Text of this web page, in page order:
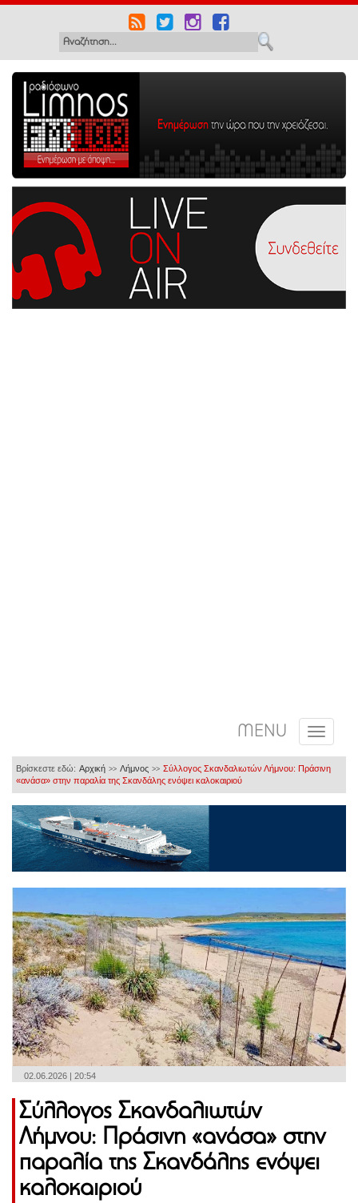
MENU
Βρίσκεστε εδώ: Αρχική >> Λήμνος >> Σύλλογος Σκανδαλιωτών Λήμνου: Πράσινη
«ανάσα» στην παραλία της Σκανδάλης ενόψει καλοκαιριού
02.06.2026 | 20:54
Σύλλογος Σκανδαλιωτών
Λήμνου: Πράσινη «ανάσα» στην
παραλία της Σκανδάλης ενόψει
καλοκαιριού